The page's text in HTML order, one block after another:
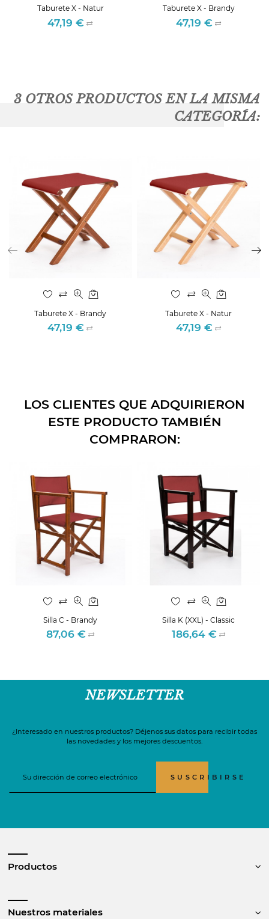
Taburete X - Natur
Precio
47,19 €
Taburete X - Brandy
Precio
47,19 €
3 OTROS PRODUCTOS EN LA MISMA
CATEGORÍA:
Taburete X - Brandy
Precio
47,19 €
Taburete X - Natur
Precio
47,19 €
LOS CLIENTES QUE ADQUIRIERON
ESTE PRODUCTO TAMBIÉN
COMPRARON:
Silla C - Brandy
Precio
87,06 €
Silla K (XXL) - Classic
Precio
186,64 €
NEWSLETTER
¿Interesado en nuestros productos? Déjenos sus datos para recibir todas
las novedades y los mejores descuentos.
SUSCRIBIRSE
Productos
Nuestros materiales